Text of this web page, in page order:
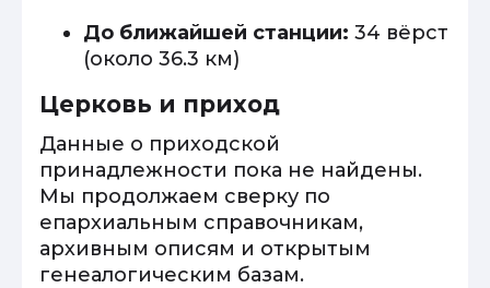
До ближайшей станции: 34 вёрст
(около 36.3 км)
Церковь и приход
Данные о приходской
принадлежности пока не найдены.
Мы продолжаем сверку по
епархиальным справочникам,
архивным описям и открытым
генеалогическим базам.